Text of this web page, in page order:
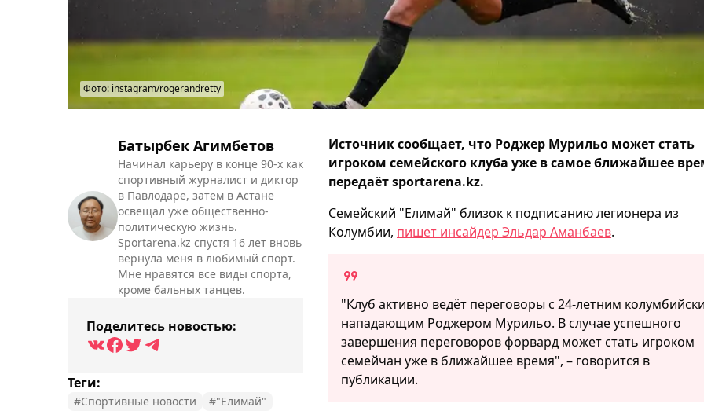
Фото: instagram/rogerandretty
Батырбек Агимбетов
Начинал карьеру в конце 90-х как
спортивный журналист и диктор
в Павлодаре, затем в Астане
освещал уже общественно-
политическую жизнь.
Sportarena.kz спустя 16 лет вновь
вернула меня в любимый спорт.
Мне нравятся все виды спорта,
кроме бальных танцев.
Поделитесь новостью:
Теги:
#Спортивные новости
#"Елимай"
Источник сообщает, что Роджер Мурильо может стать
игроком семейского клуба уже в самое ближайшее
передаёт sportarena.kz.
Семейский "Елимай" близок к подписанию легионера из
Колумбии, пишет инсайдер Эльдар Аманбаев.
"Клуб активно ведёт переговоры с 24-летним
нападающим Роджером Мурильо. В случае успешного
завершения переговоров форвард может стать игроком
семейчан уже в ближайшее время", – говорится в
публикации.